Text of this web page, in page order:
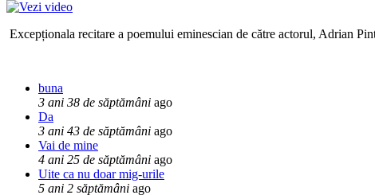
Excepționala recitare a poemului eminescian de către actorul, Adrian
buna
3 ani 38 de săptămâni ago
Da
3 ani 43 de săptămâni ago
Vai de mine
4 ani 25 de săptămâni ago
Uite ca nu doar mig-urile
5 ani 2 săptămâni ago